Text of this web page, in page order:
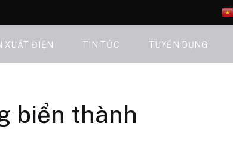
XUẤT ĐIỆN TIN TỨC TUYỂN DỤNG
biển thành